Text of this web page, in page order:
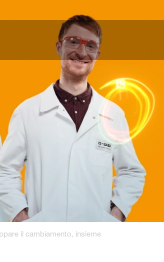
il cambiamento, insieme